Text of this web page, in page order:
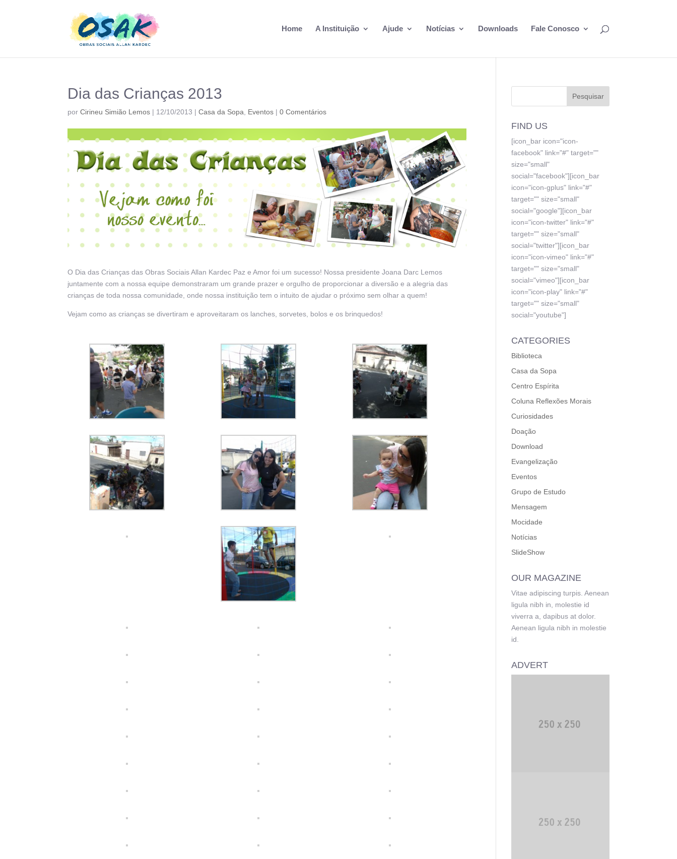
Home A Instituição Ajude Notícias Downloads Fale Conosco
Dia das Crianças 2013
porCirineu Simião Lemos | 12/10/2013 |Casa da Sopa Eventos |0 Comentários
O Dia das Crianças das Obras Sociais Allan Kardec Paz e Amor foi um sucesso! Nossa presidente Joana Darc Lemos
juntamente com a nossa equipe demonstraram um grande prazer e orgulho de proporcionar a diversão e a alegria das
crianças de toda nossa comunidade, onde nossa instituição tem o intuito de ajudar o próximo sem olhar a quem!
Vejam como as crianças se divertiram e aproveitaram os lanches, sorvetes, bolos e os brinquedos!
FIND US
[icon_bar icon="icon-
facebook" link="#" target=""
size="small"
social="facebook"][icon_bar
icon="icon-gplus" link="#"
target="" size="small"
social="google"][icon_bar
icon="icon-twitter" link="#"
target="" size="small"
social="twitter"][icon_bar
icon="icon-vimeo" link="#"
target="" size="small"
social="vimeo"][icon_bar
icon="icon-play" link="#"
target="" size="small"
social="youtube"]
CATEGORIES
Biblioteca
Casa da Sopa
Centro Espírita
Coluna Reflexões Morais
Curiosidades
Doação
Download
Evangelização
Eventos
Grupo de Estudo
Mensagem
Mocidade
Notícias
SlideShow
OUR MAGAZINE
Vitae adipiscing turpis. Aenean
ligula nibh in, molestie id
viverra a, dapibus at dolor.
Aenean ligula nibh in molestie
id.
ADVERT